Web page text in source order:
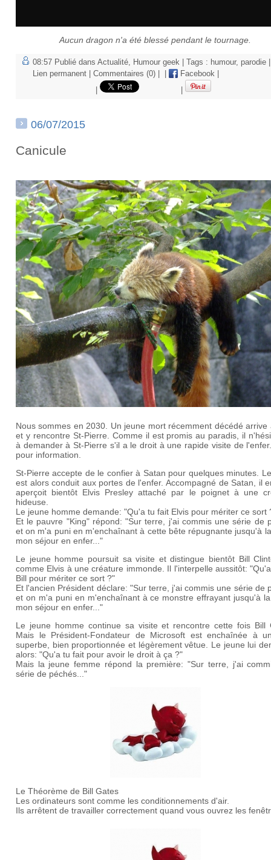
Aucun dragon n'a été blessé pendant le tournage.
08:57 Publié dans Actualité Humour geek | Tags : humour, parodie
Lien permanent
Commentaires (0) Facebook
06/07/2015
Canicule
Nous sommes en 2030. Un jeune mort récemment décédé arrive
et y rencontre St-Pierre. Comme il est promis au paradis, il
à demander à St-Pierre s'il a le droit à une rapide visite de
pour information.
St-Pierre accepte de le confier à Satan pour quelques minutes.
est alors conduit aux portes de l'enfer. Accompagné de Satan, il
aperçoit bientôt Elvis Presley attaché par le poignet à une
hideuse.
Le jeune homme demande: "Qu'a tu fait Elvis pour mériter ce sort
Et le pauvre "King" répond: "Sur terre, j'ai commis une série de
et on m'a puni en m'enchaînant à cette bête répugnante jusqu'à
mon séjour en enfer..."
Le jeune homme poursuit sa visite et distingue bientôt Bill
comme Elvis à une créature immonde. Il l'interpelle aussitôt:
Bill pour mériter ce sort ?"
Et l'ancien Président déclare: "Sur terre, j'ai commis une série de
et on m'a puni en m'enchaînant à ce monstre effrayant jusqu'à
mon séjour en enfer..."
Le jeune homme continue sa visite et rencontre cette fois Bill
Mais le Président-Fondateur de Microsoft est enchaînée à
superbe, bien proportionnée et légèrement vêtue. Le jeune lui
alors: "Qu'a tu fait pour avoir le droit à ça ?"
Mais la jeune femme répond la première: "Sur terre, j'ai
série de péchés..."
Le Théorème de Bill Gates
Les ordinateurs sont comme les conditionnements d'air.
Ils arrêtent de travailler correctement quand vous ouvrez les